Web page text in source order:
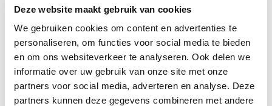
Deze website maakt gebruik van cookies
We gebruiken cookies om content en advertenties te
personaliseren, om functies voor social media te bieden
en om ons websiteverkeer te analyseren. Ook delen we
informatie over uw gebruik van onze site met onze
partners voor social media, adverteren en analyse. Deze
partners kunnen deze gegevens combineren met andere
like to refer you to thekrantenbezorgen.nl
website. There, you can easily sign up to deliver
newspapers in Epse.
We hope you can get started soon and wish you
the best of luck! 🚴‍♂️💨